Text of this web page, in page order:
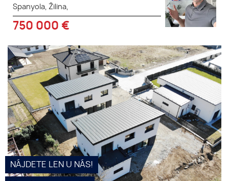
Spanyola, Žilina,
750 000 €
Pripravili sme pre vás ponuku 5-
izbovej vily s výmerou úžitkovej
plochy 175 m2 vo výbornej
lokalite s dostupnosťou do 5
minút do centra mesta Žilina...
NÁJDETE LEN U NÁS!